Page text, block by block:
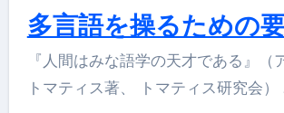
多言語を操るための
『人間はみな語学の天才である』（アルフレッド
トマティス著、 トマティス研究会）